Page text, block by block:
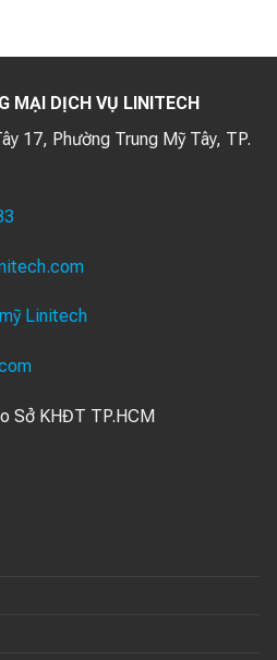
MẠI DỊCH VỤ LINITECH
17, Phường Trung Mỹ Tây, TP.
Linitech
Sở KHĐT TP.HCM